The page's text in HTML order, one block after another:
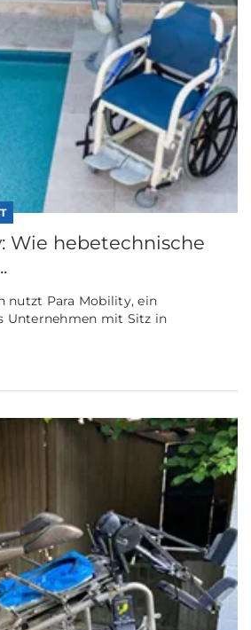
Wie hebetechnische
nutzt Para Mobility, ein
Unternehmen mit Sitz in